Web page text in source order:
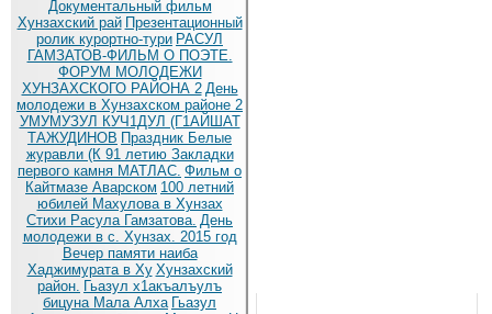
Документальный фильм
Хунзахский рай Презентационный
ролик курортно-тури РАСУЛ
ГАМЗАТОВ-ФИЛЬМ О ПОЭТЕ.
ФОРУМ МОЛОДЕЖИ
ХУНЗАХСКОГО РАЙОНА 2 День
молодежи в Хунзахском районе 2
УМУМУЗУЛ КУЧ1ДУЛ (Г1АЙШАТ
ТАЖУДИНОВ Праздник Белые
журавли (К 91 летию Закладки
первого камня МАТЛАС. Фильм о
Кайтмазе Аварском 100 летний
юбилей Махулова в Хунзах
Стихи Расула Гамзатова. День
молодежи в с. Хунзах. 2015 год
Вечер памяти наиба
Хаджимурата в Ху Хунзахский
район. Гьазул х1акъалъулъ
бицуна Мала Алха Гьазул